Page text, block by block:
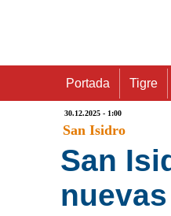
Portada Tigre
30.12.2025 - 1:00
San Isidro
San